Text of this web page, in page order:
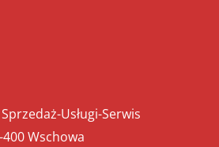
Usługi-Serwis
400 Wschowa